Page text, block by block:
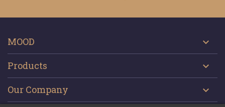
MOOD

Products

Our Company
